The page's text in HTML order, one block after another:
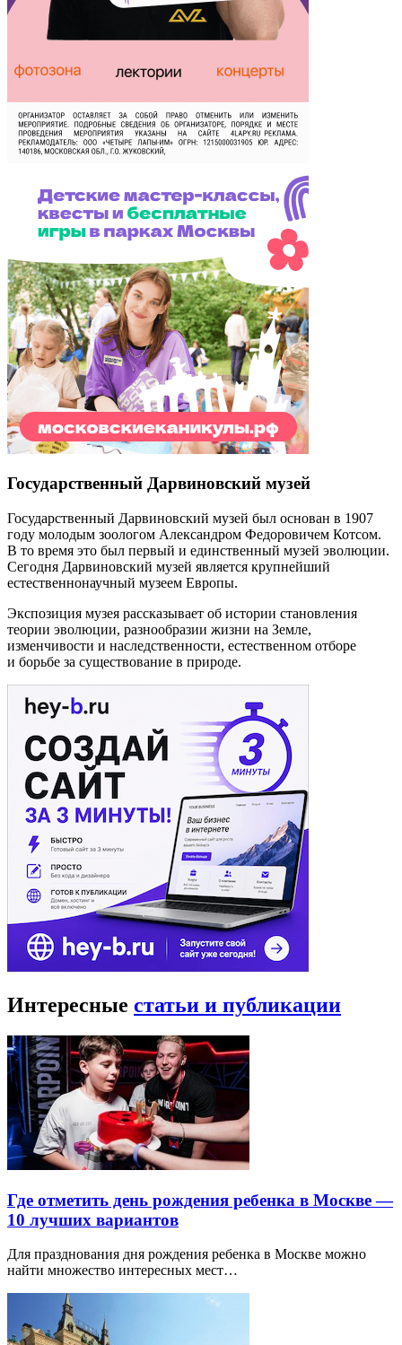
Государственный Дарвиновский музей
Государственный Дарвиновский музей был основан в 1907
году молодым зоологом Александром Федоровичем Котсом.
В то время это был первый и единственный музей эволюции.
Сегодня Дарвиновский музей является крупнейший
естественнонаучный музеем Европы.
Экспозиция музея рассказывает об истории становления
теории эволюции, разнообразии жизни на Земле,
изменчивости и наследственности, естественном отборе
и борьбе за существование в природе.
Интересные статьи и публикации
Где отметить день рождения ребенка в Москве —
10 лучших вариантов
Для празднования дня рождения ребенка в Москве можно
найти множество интересных мест…